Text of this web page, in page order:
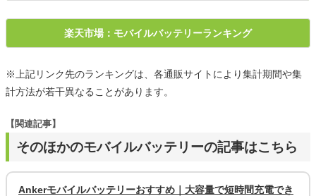
楽天市場：モバイルバッテリーランキング
※上記リンク先のランキングは、各通販サイトにより集計期間や集
計方法が若干異なることがあります。
そのほかのモバイルバッテリーの記事はこちら
【関連記事】
Ankerモバイルバッテリーおすすめ｜大容量で短時間充電でき